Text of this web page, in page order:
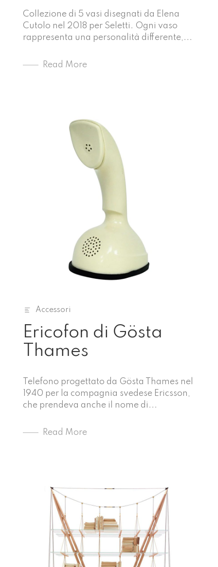
Collezione di 5 vasi disegnati da Elena
Cutolo nel 2018 per Seletti. Ogni vaso
rappresenta una personalità differente,...
Read More
Accessori
Ericofon di Gösta
Thames
Telefono progettato da Gösta Thames nel
1940 per la compagnia svedese Ericsson,
che prendeva anche il nome di...
Read More